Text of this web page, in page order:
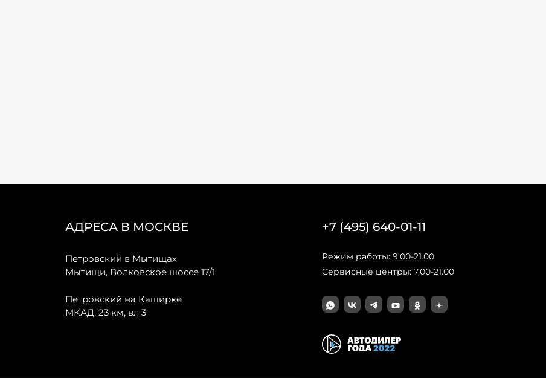
АДРЕСА В МОСКВЕ
Петровский в Мытищах
Мытищи, Волковское шоссе 17/1
Петровский на Каширке
МКАД, 23 км, вл 3
+7 (495) 640-01-11
Режим работы: 9.00-21.00
Сервисные центры: 7.00-21.00